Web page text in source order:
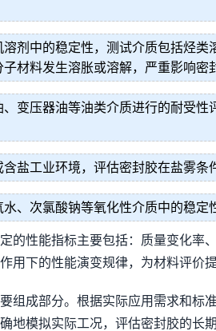
剂中的稳定性，测试介质包括烃
材料发生溶胀或溶解，严重影响密
变压器油等油类介质进行的耐受
盐工业环境，评估密封胶在盐雾
、次氯酸钠等氧化性介质中的稳
的性能指标主要包括：质量变化
用下的性能演变规律，为材料评价
组成部分。根据实际应用需求和标
地模拟实际工况，评估密封胶的长